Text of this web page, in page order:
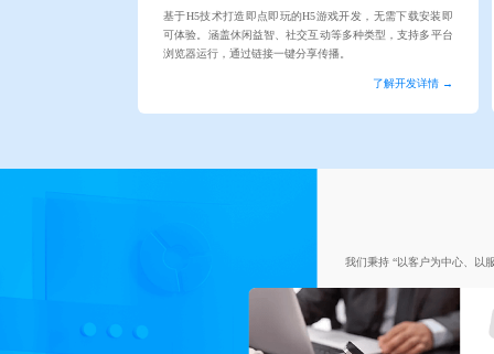
基于H5技术打造即点即玩的H5游戏开发，无需下载安装即
可体验。涵盖休闲益智、社交互动等多种类型，支持多平台
浏览器运行，通过链接一键分享传播。
了解开发详情 →
我们秉持 “以客户为中心、以